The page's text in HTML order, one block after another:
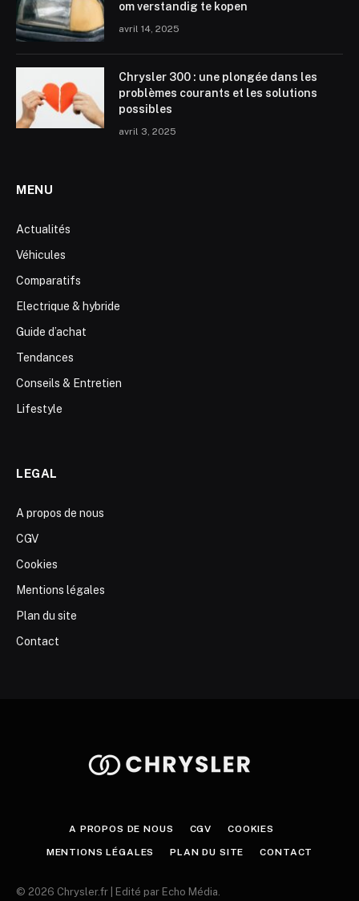
om verstandig te kopen
avril 14, 2025
Chrysler 300 : une plongée dans les
problèmes courants et les solutions
possibles
avril 3, 2025
MENU
Actualités
Véhicules
Comparatifs
Electrique & hybride
Guide d’achat
Tendances
Conseils & Entretien
Lifestyle
LEGAL
A propos de nous
CGV
Cookies
Mentions légales
Plan du site
Contact
A PROPOS DE NOUS CGV COOKIES
MENTIONS LÉGALES PLAN DU SITE CONTACT
© 2026 Chrysler.fr | Edité par Echo Média.